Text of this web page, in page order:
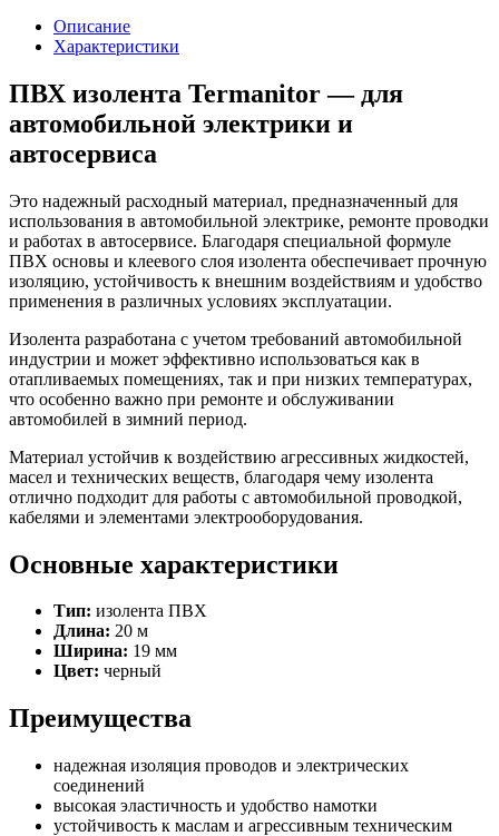
Описание
Характеристики
ПВХ изолента Termanitor — для
автомобильной электрики и
автосервиса
Это надежный расходный материал, предназначенный для
использования в автомобильной электрике, ремонте проводки
и работах в автосервисе. Благодаря специальной формуле
ПВХ основы и клеевого слоя изолента обеспечивает прочную
изоляцию, устойчивость к внешним воздействиям и удобство
применения в различных условиях эксплуатации.
Изолента разработана с учетом требований автомобильной
индустрии и может эффективно использоваться как в
отапливаемых помещениях, так и при низких температурах,
что особенно важно при ремонте и обслуживании
автомобилей в зимний период.
Материал устойчив к воздействию агрессивных жидкостей,
масел и технических веществ, благодаря чему изолента
отлично подходит для работы с автомобильной проводкой,
кабелями и элементами электрооборудования.
Основные характеристики
Тип: изолента ПВХ
Длина: 20 м
Ширина: 19 мм
Цвет: черный
Преимущества
надежная изоляция проводов и электрических
соединений
высокая эластичность и удобство намотки
устойчивость к маслам и агрессивным техническим